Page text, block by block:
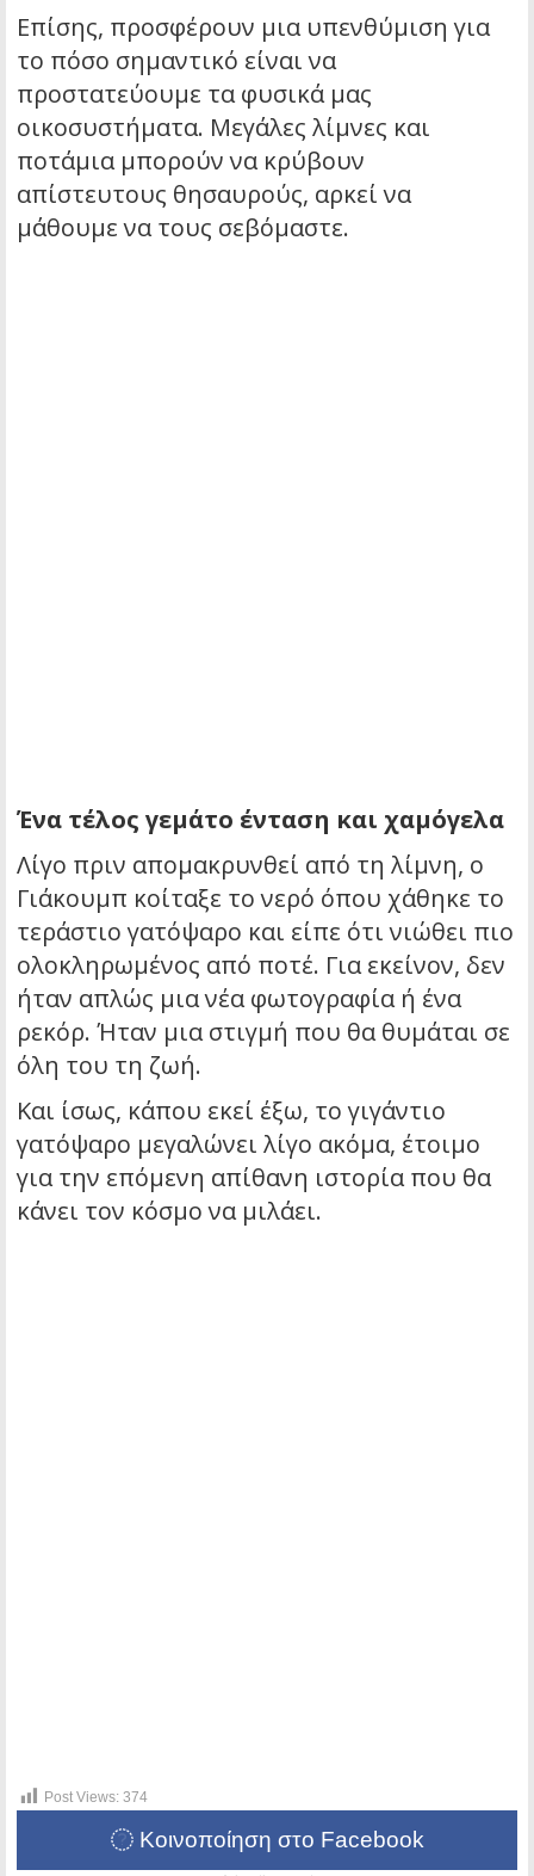
Επίσης, προσφέρουν μια υπενθύμιση για
το πόσο σημαντικό είναι να
προστατεύουμε τα φυσικά μας
οικοσυστήματα. Μεγάλες λίμνες και
ποτάμια μπορούν να κρύβουν
απίστευτους θησαυρούς, αρκεί να
μάθουμε να τους σεβόμαστε.
Ένα τέλος γεμάτο ένταση και χαμόγελα
Λίγο πριν απομακρυνθεί από τη λίμνη, ο
Γιάκουμπ κοίταξε το νερό όπου χάθηκε το
τεράστιο γατόψαρο και είπε ότι νιώθει πιο
ολοκληρωμένος από ποτέ. Για εκείνον, δεν
ήταν απλώς μια νέα φωτογραφία ή ένα
ρεκόρ. Ήταν μια στιγμή που θα θυμάται σε
όλη του τη ζωή.
Και ίσως, κάπου εκεί έξω, το γιγάντιο
γατόψαρο μεγαλώνει λίγο ακόμα, έτοιμο
για την επόμενη απίθανη ιστορία που θα
κάνει τον κόσμο να μιλάει.
Post Views: 374
Κοινοποίηση στο Facebook